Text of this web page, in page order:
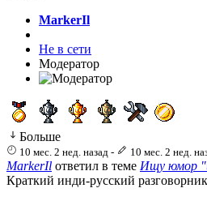
MarkerIl
Не в сети
Модератор
Больше
10 мес. 2 нед. назад - 10 мес. 2 нед.
MarkerIl ответил в теме Ищу юмор
Краткий инди-русский